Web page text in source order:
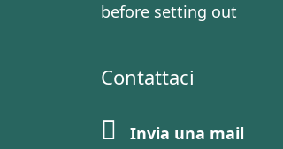
before setting out
Contattaci
Invia una mail